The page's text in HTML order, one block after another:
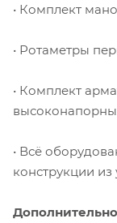
• Комплект
• Ротаметры
• Комплект
• Всё
конструкции из